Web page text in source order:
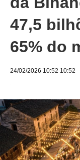
47,5
65% do
24/02/2026 10:52 10:52